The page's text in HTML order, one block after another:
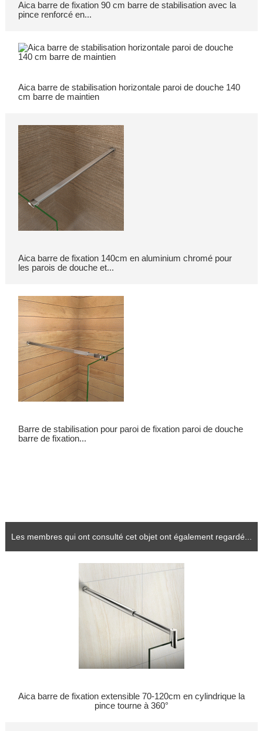
Aica barre de fixation 90 cm barre de stabilisation avec la
pince renforcé en...
Aica barre de stabilisation horizontale paroi de douche 140
cm barre de maintien
Aica barre de fixation 140cm en aluminium chromé pour
les parois de douche et...
Barre de stabilisation pour paroi de fixation paroi de douche
barre de fixation...
Les membres qui ont consulté cet objet ont également regardé...
Aica barre de fixation extensible 70-120cm en cylindrique la
pince tourne à 360°